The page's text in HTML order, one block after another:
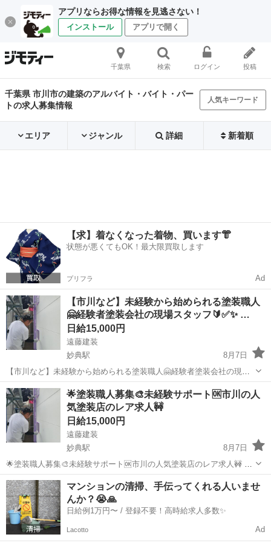
アプリならお得な情報を見逃さない！
インストール アプリで開く
千葉県 検索 ログイン 投稿
千葉県 市川市の建築のアルバイト・バイト・パー
トの求人募集情報
人気キーワード
エリア ジャンル 詳細 新着順
【求】着なくなった着物、買います👘
状態が悪くてもOK！最大限買取します
プリフラ Ad
【市川など】未経験から始められる塗装職人
🤗経験者塗装会社の現場スタッフ🔰✅✨ …
日給15,000円
遠藤建装
妙典駅
8月7日
【市川など】未経験から始められる塗装職人🤗経験者塗装会社の現場
スタッフ🔰✅✨ はじめまして🙇閲覧ありがとうございます🌈 市川の外
壁塗装専門店の遠藤建装です☺️ 当店では業績好調⬆️につきスタッフ増
員中🎉 ...
千葉 市川市 妙典駅 建築
🌟塗装職人募集🎨未経験サポート🆗市川の人
気塗装店のレア求人🚧
日給15,000円
遠藤建装
妙典駅
8月7日
🌟塗装職人募集🎨未経験サポート🆗市川の人気塗装店のレア求人🚧 職
人仕事⚒️に興味がある方、お住まいを彩る仕事がしたい方‼️ 市川の塗
装店で現場職人として勤務してみませんか？😊 学歴・経験は不問🆗未
経験からで...
千葉 市川市 その他
マンションの清掃、手伝ってくれる人いませ
んか？😭🙏
日給例1万円〜 / 登録不要！高時給求人多数✨
Lacotto Ad